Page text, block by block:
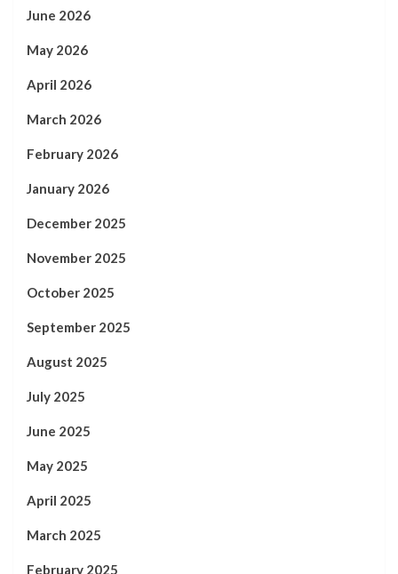
June 2026
May 2026
April 2026
March 2026
February 2026
January 2026
December 2025
November 2025
October 2025
September 2025
August 2025
July 2025
June 2025
May 2025
April 2025
March 2025
February 2025